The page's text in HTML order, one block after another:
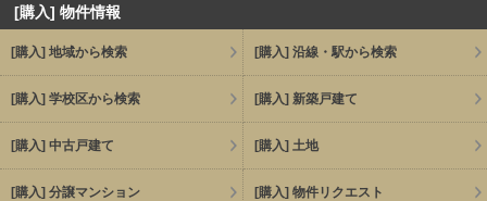
[購入] 物件情報
[購入] 地域から検索 [購入] 沿線・駅から検索
[購入] 学校区から検索 [購入] 新築戸建て
[購入] 中古戸建て [購入] 土地
[購入] 分譲マンション [購入] 物件リクエスト